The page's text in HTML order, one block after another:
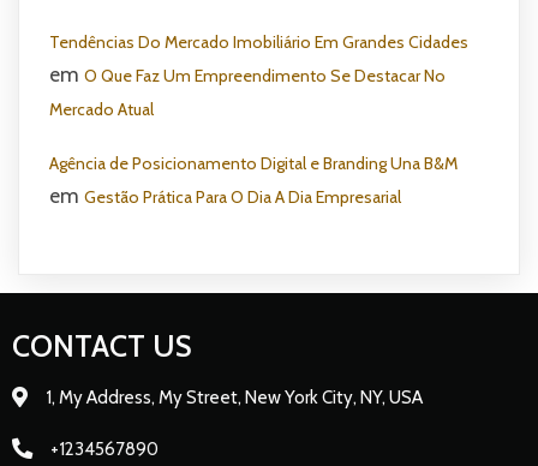
Tendências Do Mercado Imobiliário Em Grandes Cidades
em O Que Faz Um Empreendimento Se Destacar No
Mercado Atual
Agência de Posicionamento Digital e Branding Una B&M
em Gestão Prática Para O Dia A Dia Empresarial
CONTACT US
1, My Address, My Street, New York City, NY, USA
+1234567890